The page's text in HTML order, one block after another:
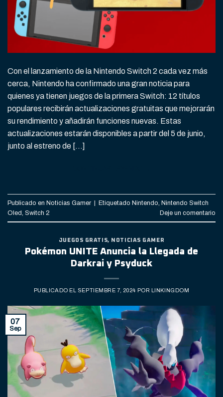
Con el lanzamiento de la Nintendo Switch 2 cada vez más
cerca, Nintendo ha confirmado una gran noticia para
quienes ya tienen juegos de la primera Switch: 12 títulos
populares recibirán actualizaciones gratuitas que mejorarán
su rendimiento y añadirán funciones nuevas. Estas
actualizaciones estarán disponibles a partir del 5 de junio,
junto al estreno de […]
Publicado en Noticias Gamer | Etiquetado Nintendo Nintendo Switch
Oled Switch 2 Deje un comentario
JUEGOS GRATIS, NOTICIAS GAMER
Pokémon UNITE Anuncia la Llegada de
Darkrai y Psyduck
PUBLICADO EL SEPTIEMBRE 7, 2024 POR LINKINGDOM
07
Sep